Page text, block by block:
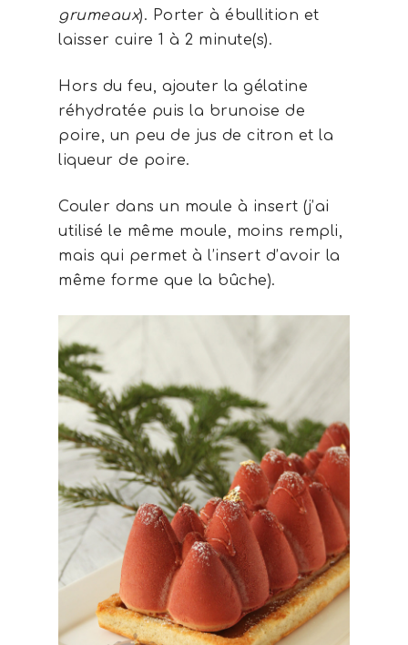
grumeaux). Porter à ébullition et
laisser cuire 1 à 2 minute(s).
Hors du feu, ajouter la gélatine
réhydratée puis la brunoise de
poire, un peu de jus de citron et la
liqueur de poire.
Couler dans un moule à insert (j’ai
utilisé le même moule, moins rempli,
mais qui permet à l’insert d’avoir la
même forme que la bûche).